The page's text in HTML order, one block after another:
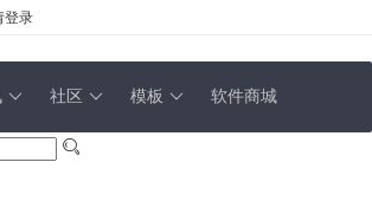
登录
社区 模板 软件商城